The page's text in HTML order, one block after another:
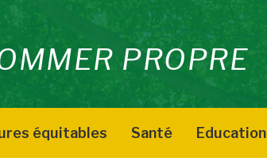
PROPRE
équitables Santé Education